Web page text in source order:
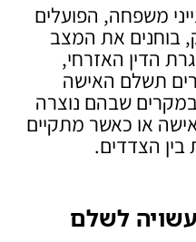
משפחה, הפועלים
בוחנים את המצב
הדין האזרחי,
תשלם האישה
שבהם נוצרה
או כאשר מתקיים
בין הצדדים.
לשלם